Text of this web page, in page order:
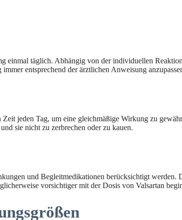
einmal täglich. Abhängig von der individuellen
entsprechend der ärztlichen Anweisung
jeden Tag, um eine gleichmäßige Wirkung zu
sie nicht zu zerbrechen oder zu kauen.
und Begleitmedikationen berücksichtigt
vorsichtiger mit der Dosis von Valsartan